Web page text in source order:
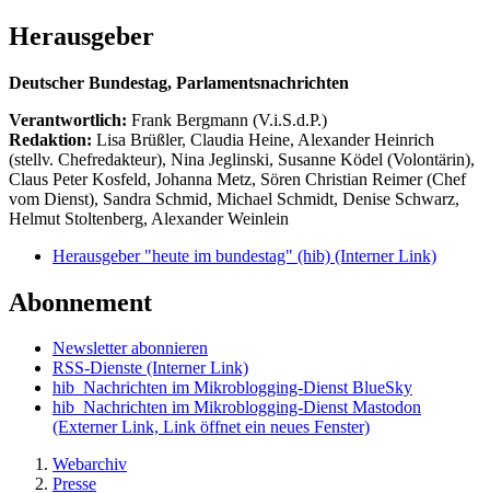
Herausgeber
Deutscher Bundestag, Parlamentsnachrichten
Verantwortlich: Frank Bergmann (V.i.S.d.P.)
Redaktion: Lisa Brüßler, Claudia Heine, Alexander Heinrich
(stellv. Chefredakteur), Nina Jeglinski, Susanne Ködel (Volontärin),
Claus Peter Kosfeld, Johanna Metz, Sören Christian Reimer (Chef
vom Dienst), Sandra Schmid, Michael Schmidt, Denise Schwarz,
Helmut Stoltenberg, Alexander Weinlein
Herausgeber "heute im bundestag" (hib) (Interner Link)
Abonnement
Newsletter abonnieren
RSS-Dienste (Interner Link)
hib_Nachrichten im Mikroblogging-Dienst BlueSky
hib_Nachrichten im Mikroblogging-Dienst Mastodon
(Externer Link, Link öffnet ein neues Fenster)
Webarchiv
Presse